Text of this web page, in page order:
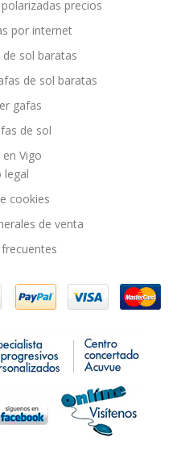
precios
por internet
sol baratas
de sol baratas
gafas
de sol
Vigo
legal
cookies
de venta